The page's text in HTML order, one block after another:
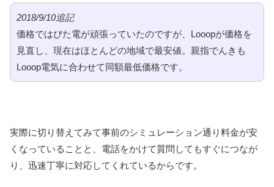
2018/9/10追記
価格ではぴた電が頑張っていたのですが、Looopが価格を
見直し、現在はほとんどの地域で最安値。親指でんきも
Looop電気に合わせて同額最低価格です。
実際に切り替えてみて事前のシミュレーション通り料金が安
くなっていることと、電話をかけて質問してもすぐにつなが
り、迅速丁寧に対応してくれているからです。